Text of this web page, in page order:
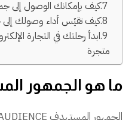
كيف بإمكانك الوصول إلى
كيف تقيّس أداء وصولك
ابدأ رحلتك في التجارة
متجرة
ما هو الجمهور